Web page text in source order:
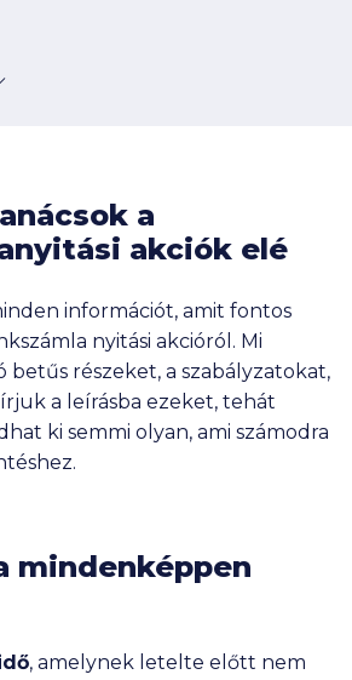
a
akciók elé
információt, amit fontos
nyitási akcióról. Mi
betűs részeket, a szabályzatokat,
a leírásba ezeket, tehát
ki semmi olyan, ami számodra
mindenképpen
, amelynek letelte előtt nem